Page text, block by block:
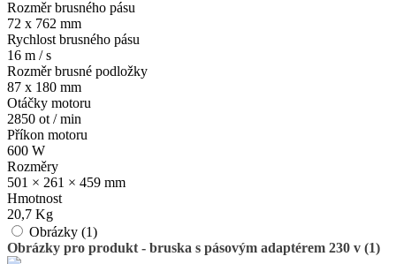
Rozměr brusného pásu
72 x 762 mm
Rychlost brusného pásu
16 m / s
Rozměr brusné podložky
87 x 180 mm
Otáčky motoru
2850 ot / min
Příkon motoru
600 W
Rozměry
501 × 261 × 459 mm
Hmotnost
20,7 Kg
Obrázky (1)
Obrázky pro produkt - bruska s pásovým adaptérem 230 v (1)